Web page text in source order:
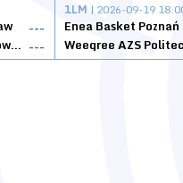
---
KSK Qemetica Noteć Inowrocław ---
1LM | 2026-09-19
Enea Basket Poznań